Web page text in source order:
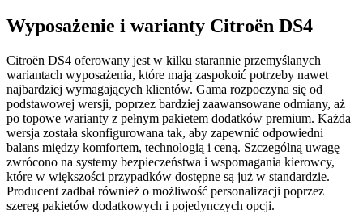
Wyposażenie i warianty Citroën DS4
Citroën DS4 oferowany jest w kilku starannie przemyślanych
wariantach wyposażenia, które mają zaspokoić potrzeby nawet
najbardziej wymagających klientów. Gama rozpoczyna się od
podstawowej wersji, poprzez bardziej zaawansowane odmiany, aż
po topowe warianty z pełnym pakietem dodatków premium. Każda
wersja została skonfigurowana tak, aby zapewnić odpowiedni
balans między komfortem, technologią i ceną. Szczególną uwagę
zwrócono na systemy bezpieczeństwa i wspomagania kierowcy,
które w większości przypadków dostępne są już w standardzie.
Producent zadbał również o możliwość personalizacji poprzez
szereg pakietów dodatkowych i pojedynczych opcji.